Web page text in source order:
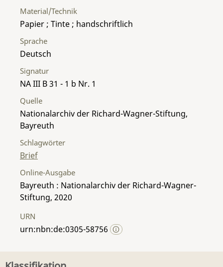
Material/Technik
Papier ; Tinte ; handschriftlich
Sprache
Deutsch
Signatur
NA III B 31 - 1 b Nr. 1
Quelle
Nationalarchiv der Richard-Wagner-Stiftung,
Bayreuth
Schlagwörter
Brief
Online-Ausgabe
Bayreuth : Nationalarchiv der Richard-Wagner-
Stiftung, 2020
URN
urn:nbn:de:0305-58756